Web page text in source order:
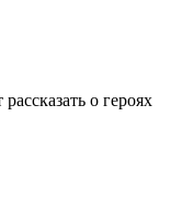
о героях